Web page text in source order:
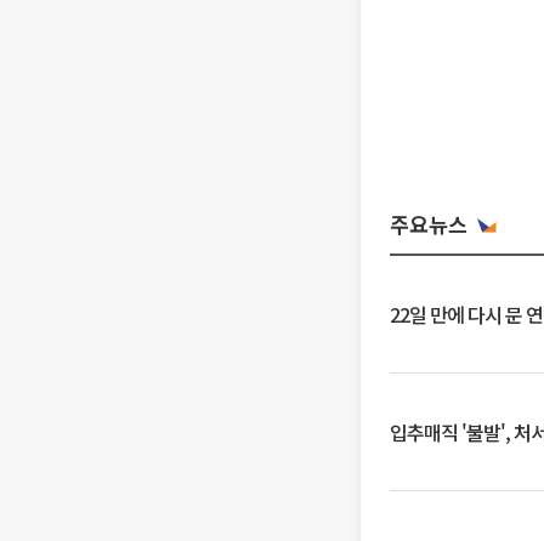
주요뉴스
22일 만에 다시 문
입추매직 '불발', 처